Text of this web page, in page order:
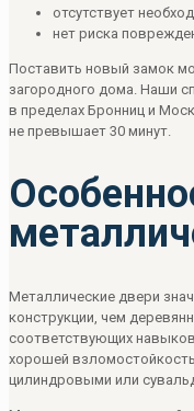
отсутствует
нет риска
Поставить новый замок
загородного дома. Наши
в пределах Бронниц и
не превышает 30 минут.
Металлические двери
конструкции, чем
соответствующих
хорошей
цилиндровыми или